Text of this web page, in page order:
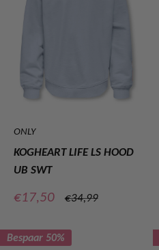
ONLY
KOGHEART LIFE LS HOOD
UB SWT
Verkoopprijs
€17,50
Normale
€34,99
Bespaar 50%